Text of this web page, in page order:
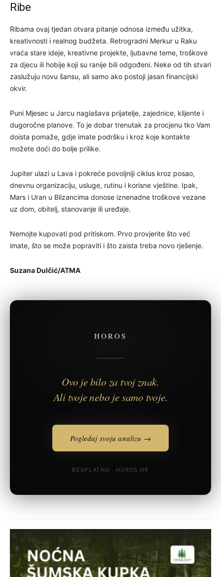
Ribe
Ribama ovaj tjedan otvara pitanje odnosa između užitka,
kreativnosti i realnog budžeta. Retrogradni Merkur u Raku
vraća stare ideje, kreativne projekte, ljubavne teme, troškove
za djecu ili hobije koji su ranije bili odgođeni. Neke od tih stvari
zaslužuju novu šansu, ali samo ako postoji jasan financijski
okvir.
Puni Mjesec u Jarcu naglašava prijatelje, zajednice, klijente i
dugoročne planove. To je dobar trenutak za procjenu tko Vam
doista pomaže, gdje imate podršku i kroz koje kontakte
možete doći do bolje prilike.
Jupiter ulazi u Lava i pokreće povoljniji ciklus kroz posao,
dnevnu organizaciju, usluge, rutinu i korisne vještine. Ipak,
Mars i Uran u Blizancima donose iznenadne troškove vezane
uz dom, obitelj, stanovanje ili uređaje.
Nemojte kupovati pod pritiskom. Prvo provjerite što već
imate, što se može popraviti i što zaista treba novo rješenje.
Suzana Dulčić/ATMA
HOROS
Ovo je bilo za tvoj znak.
Ali tvoje nebo je samo tvoje.
Pogledaj svoju analizu →
BESPLATNO · HOROS.HR